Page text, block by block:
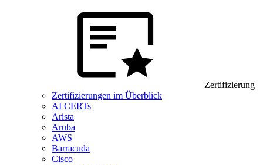
Zertifizierung
Zertifizierungen im Überblick
AI CERTs
Arista
Aruba
AWS
Barracuda
Cisco